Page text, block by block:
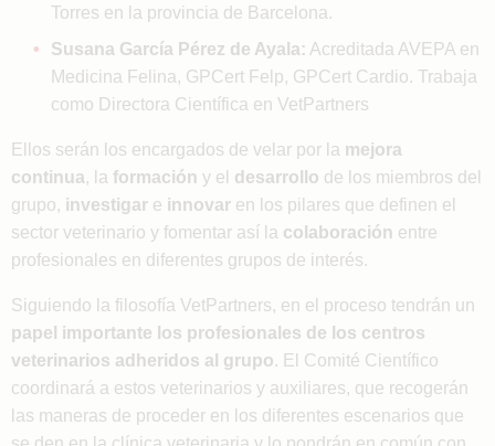
Torres en la provincia de Barcelona.
Susana García Pérez de Ayala: Acreditada AVEPA en
Medicina Felina, GPCert Felp, GPCert Cardio. Trabaja
como Directora Científica en VetPartners
Ellos serán los encargados de velar por la mejora
continua , la formación y el desarrollo de los miembros del
grupo, investigar e innovar en los pilares que definen el
sector veterinario y fomentar así la colaboración entre
profesionales en diferentes grupos de interés.
Siguiendo la filosofía VetPartners, en el proceso tendrán un
papel importante los profesionales de los centros
veterinarios adheridos al grupo . El Comité Científico
coordinará a estos veterinarios y auxiliares, que recogerán
las maneras de proceder en los diferentes escenarios que